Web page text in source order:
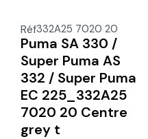
Réf332A25 7020 20
Puma SA 330 /
Super Puma AS
332 / Super Puma
EC 225_332A25
7020 20 Centre
grey t